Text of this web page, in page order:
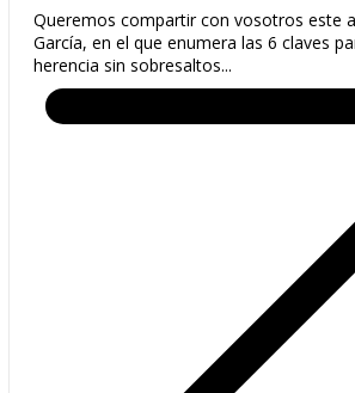
Queremos compartir con vosotros este
García, en el que enumera las 6 claves
herencia sin sobresaltos...